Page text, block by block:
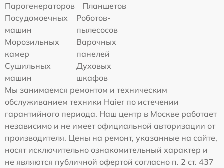
Парогенераторов
Планшетов
Посудомоечных
машин
Роботов-
пылесосов
Морозильных
камер
Варочных
панелей
Сушильных
машин
Духовых
шкафов
Мы занимаемся ремонтом и техническим
обслуживанием техники Haier по истечении
гарантийного периода. Наш центр в Москве работает
независимо и не имеет официальной авторизации от
производителя. Цены на ремонт, указанные на сайте,
носят исключительно ознакомительный характер и
не являются публичной офертой согласно п. 2 ст. 437